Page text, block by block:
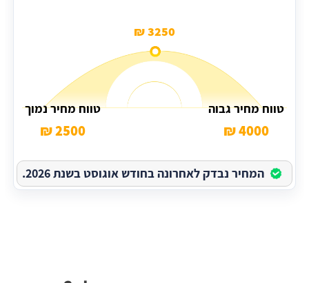
3250 ₪
טווח מחיר גבוה
4000 ₪
טווח מחיר נמוך
2500 ₪
המחיר נבדק לאחרונה בחודש אוגוסט בשנת 2026.